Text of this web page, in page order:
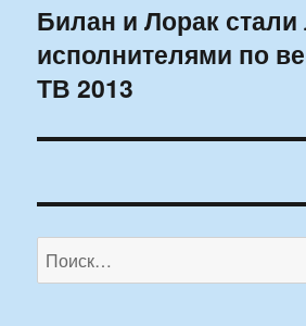
Следующая
запись:
Билан и Лорак
исполнителями по
ТВ 2013
Искать: